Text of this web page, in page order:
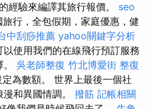
經驗來編譯其旅行報價。 seo
行，全包假期，家庭優惠，健
中刮痧推薦 yahoo關鍵字分析
使用我們的在線飛行預訂服務
吳老師整復 竹北博愛街 整復
為數額。 世界上最後一個社
和異國情調。 撥筋 記帳相關